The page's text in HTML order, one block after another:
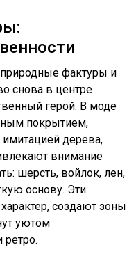
фактуры и
снова в центре
герой. В моде
покрытием,
дерева,
внимание
шерсть, войлок, лен,
основу. Эти
создают зоны
уютом
ретро.